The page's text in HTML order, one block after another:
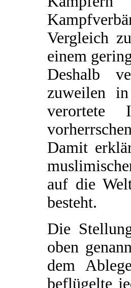
Vergleich
einem
Deshalb
zuweilen
verortete
Damit
auf die
besteht.
Die
oben
dem
beflügelte